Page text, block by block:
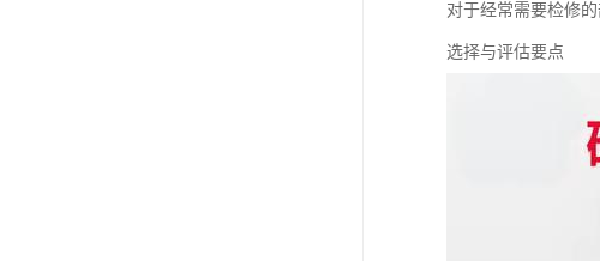
对于经常需要检修
选择与评估要点